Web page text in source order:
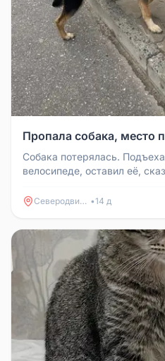
Пропала собака, место
Собака потерялась.
велосипеде, оставил её,
Северодвинск •14 д